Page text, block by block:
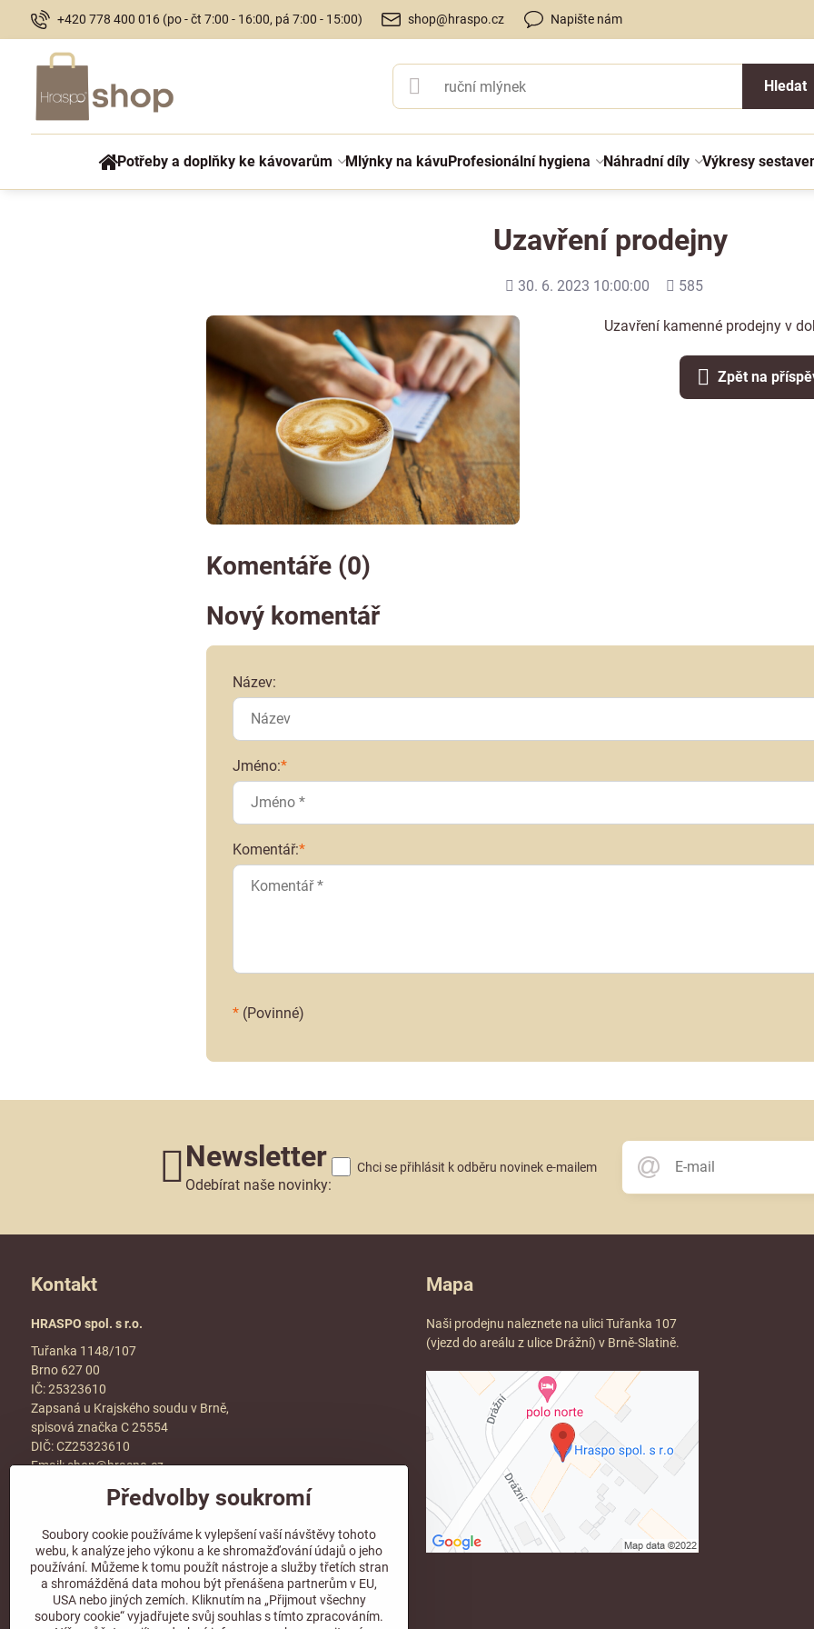
+420 778 400 016 (po - čt 7:00 - 16:00, pá 7:00 - 15:00) shop@hraspo.cz Napište nám
Hledat
Potřeby a doplňky ke kávovarům Mlýnky na kávuProfesionální hygiena Náhradní díly Výkresy
Uzavření prodejny
Přidáno
30. 6. 2023 10:00:00
Počet
585
Uzavření kamenné prodejny v
Zpět na
Komentáře (0)
Nový komentář
Název:
Jméno:*
Komentář:*
*(Povinné)
Newsletter
Odebírat naše novinky:
Chci se přihlásit k odběru novinek e-mailem
Kontakt
HRASPO spol. s r.o.
Tuřanka 1148/107
Brno 627 00
IČ: 25323610
Zapsaná u Krajského soudu v Brně,
spisová značka C 25554
DIČ: CZ25323610
Email:shop@hraspo.cz
Obchodní podmínky
Více info v sekcikontakt
Mapa
Naši prodejnu naleznete na ulici Tuřanka 107
(vjezd do areálu z ulice Drážní) v Brně-Slatině.
Předvolby soukromí
Soubory cookie používáme k vylepšení vaší návštěvy tohoto
webu, k analýze jeho výkonu a ke shromažďování údajů o jeho
používání. Můžeme k tomu použít nástroje a služby třetích stran
a shromážděná data mohou být přenášena partnerům v EU,
USA nebo jiných zemích. Kliknutím na „Přijmout všechny
soubory cookie“ vyjadřujete svůj souhlas s tímto zpracováním.